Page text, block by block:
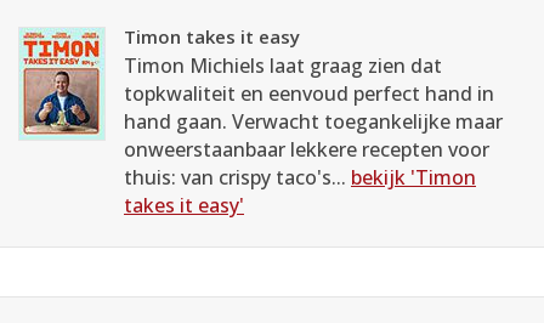
Timon takes it easy
Timon Michiels laat graag zien dat
topkwaliteit en eenvoud perfect hand in
hand gaan. Verwacht toegankelijke maar
onweerstaanbaar lekkere recepten voor
thuis: van crispy taco's... bekijk 'Timon
takes it easy'